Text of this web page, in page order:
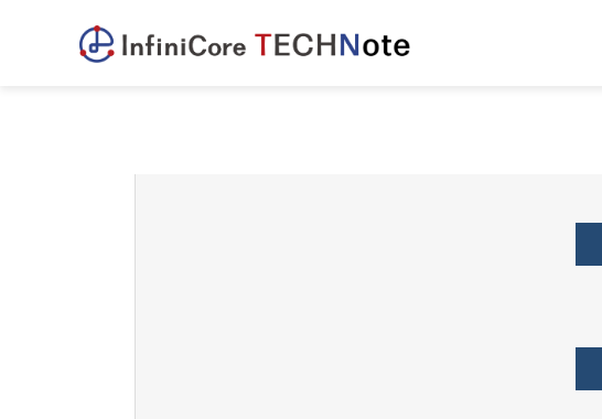
TOP
ランサムウェアの真実と、社内インフラを守り抜く5ステップ|2026年最新版